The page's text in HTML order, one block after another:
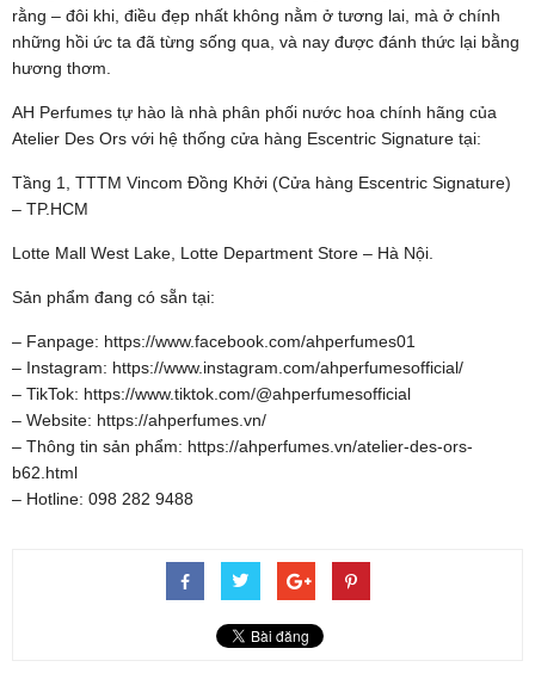
rằng – đôi khi, điều đẹp nhất không nằm ở tương lai, mà ở chính
những hồi ức ta đã từng sống qua, và nay được đánh thức lại bằng
hương thơm.
AH Perfumes tự hào là nhà phân phối nước hoa chính hãng của
Atelier Des Ors với hệ thống cửa hàng Escentric Signature tại:
Tầng 1, TTTM Vincom Đồng Khởi (Cửa hàng Escentric Signature)
– TP.HCM
Lotte Mall West Lake, Lotte Department Store – Hà Nội.
Sản phẩm đang có sẵn tại:
– Fanpage: https://www.facebook.com/ahperfumes01
– Instagram: https://www.instagram.com/ahperfumesofficial/
– TikTok: https://www.tiktok.com/@ahperfumesofficial
– Website: https://ahperfumes.vn/
– Thông tin sản phẩm: https://ahperfumes.vn/atelier-des-ors-
b62.html
– Hotline: 098 282 9488